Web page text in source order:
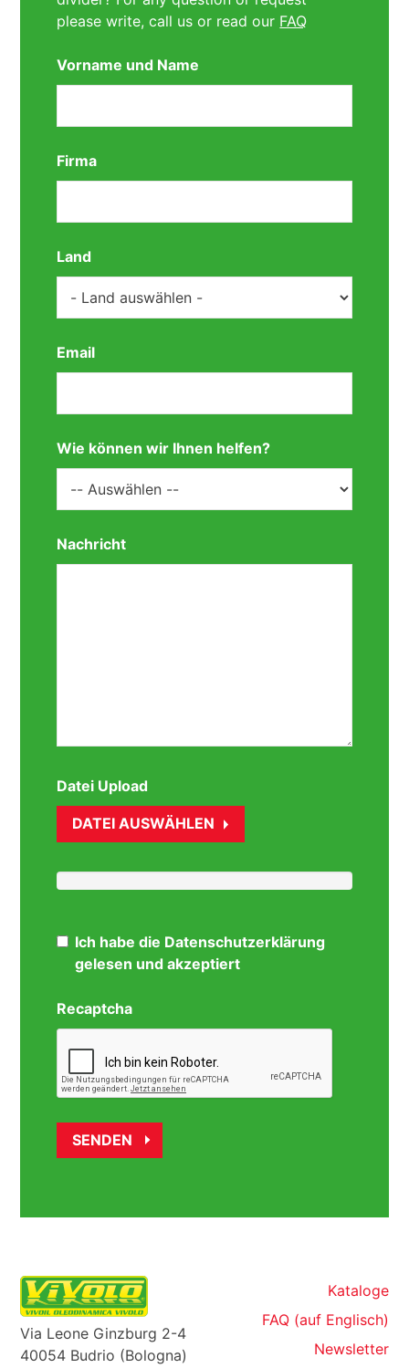
please write, call us or read our FAQ
Vorname und Name
Firma
Land
Email
Wie können wir Ihnen helfen?
Nachricht
Datei Upload
DATEI AUSWÄHLEN
Ich habe die Datenschutzerklärung
gelesen und akzeptiert
Recaptcha
Via Leone Ginzburg 2-4
40054 Budrio (Bologna)
Kataloge
FAQ (auf Englisch)
Newsletter